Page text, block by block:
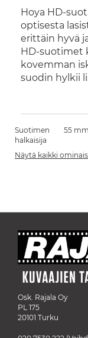
Hoya HD-
optisesta
erittäin hyvä
HD-suotimet
kovemman
suodin hylkii
Suotimen
halkaisija
55 mm
Näytä kaikki
Osk. Rajala Oy
PL 175
20101 Turku